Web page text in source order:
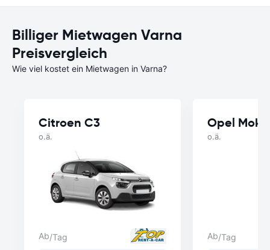
Billiger Mietwagen Varna
Preisvergleich
Wie viel kostet ein Mietwagen in Varna?
Citroen C3
o.ä.
Ab/Tag
Opel
o.ä.
Ab/Tag